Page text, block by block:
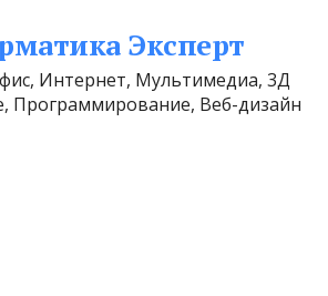
Эксперт
Интернет, Мультимедиа, 3Д
Программирование, Веб-дизайн